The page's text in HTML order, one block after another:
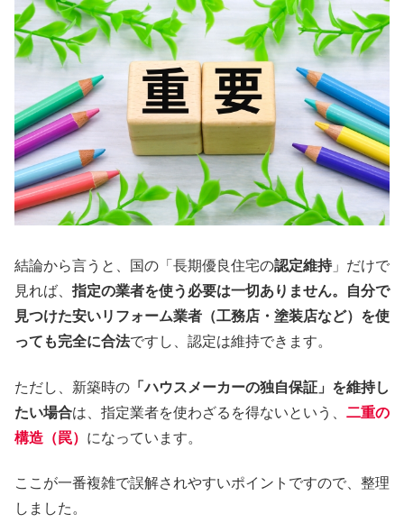
結論から言うと、国の「長期優良住宅の認定維持」だけで
見れば、 指定の業者を使う必要は一切ありません。自分で
見つけた安いリフォーム業者（工務店・塗装店など）を使
っても完全に合法ですし、認定は維持できます。
ただし、新築時の 「ハウスメーカーの独自保証」を維持し
たい場合は、指定業者を使わざるを得ないという、 二重の
構造（罠） になっています。
ここが一番複雑で誤解されやすいポイントですので、整理
しました。